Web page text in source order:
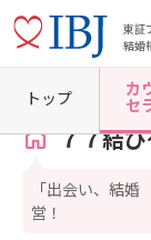
東証
結婚
ホーム 宮城県の結婚
７７結
「出会い、結
営！
トップ カ
セ